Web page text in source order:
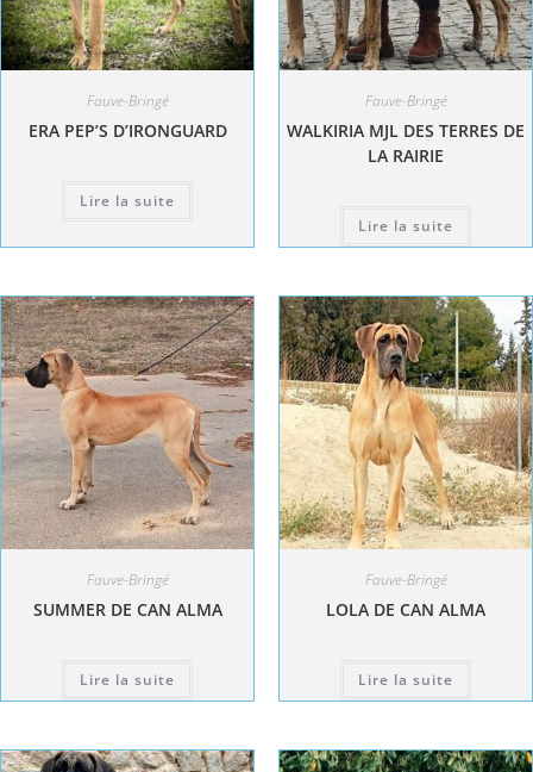
Fauve-Bringé
ERA PEP’S D’IRONGUARD
Lire la suite
Fauve-Bringé
WALKIRIA MJL DES TERRES DE
LA RAIRIE
Lire la suite
Fauve-Bringé
SUMMER DE CAN ALMA
Lire la suite
Fauve-Bringé
LOLA DE CAN ALMA
Lire la suite